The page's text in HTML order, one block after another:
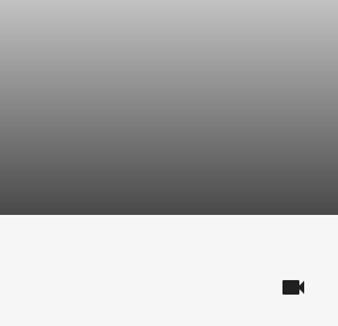
videocam